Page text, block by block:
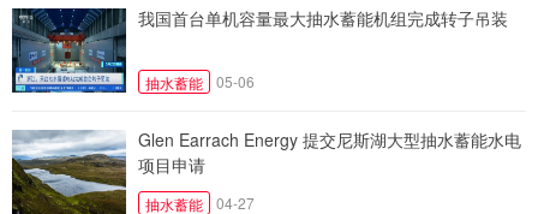
我国首台单机容量最大抽水蓄能机组完成转子吊装
抽水蓄能 05-06
Glen Earrach Energy 提交尼斯湖大型抽水蓄能水电
项目申请
抽水蓄能 04-27